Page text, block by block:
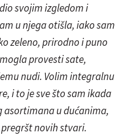
svojim izgledom i
u njega otišla, iako sam
zeleno, prirodno i puno
provesti sate,
nudi. Volim integralnu
i to je sve što sam ikada
asortimana u dućanima,
novih stvari.